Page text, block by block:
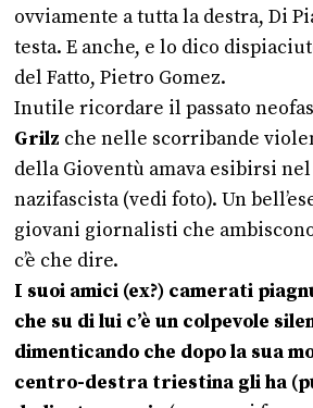
ovviamente a tutta la destra, Di
testa. E anche, e lo dico
del Fatto, Pietro Gomez.
Inutile ricordare il passato
Grilz che nelle scorribande
della Gioventù amava esibirsi
nazifascista (vedi foto). Un
giovani giornalisti che
c’è che dire.
I suoi amici (ex?) camerati
che su di lui c’è un colpevole
dimenticando che dopo la sua
centro-destra triestina gli ha